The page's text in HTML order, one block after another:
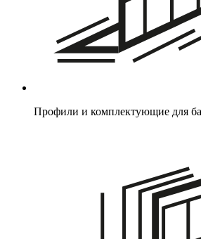
Профили и комплектующие для